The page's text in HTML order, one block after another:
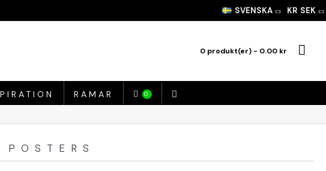
SVENSKA KR SEK
0 produkt(er) - 0.00 kr
RAMAR 0